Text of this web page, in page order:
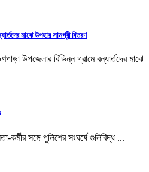
মাঝে উপহার সামগ্রী বিতরণ
উপজেলার বিভিন্ন গ্রামে বন্যার্তদের মাঝে
কর্মীর সঙ্গে পুলিশের সংঘর্ষে গুলিবিদ্ধ ...